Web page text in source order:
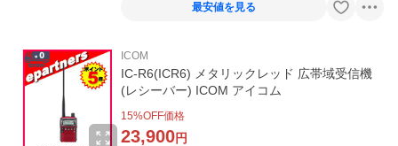
最安値を見る
ICOM
IC-R6(ICR6) メタリックレッド 広帯域受信機
(レシーバー) ICOM アイコム
15%OFF価格
23,900円